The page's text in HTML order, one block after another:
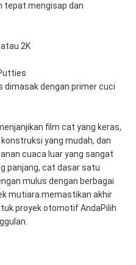
tepat mengisap dan
2K
dimasak dengan primer cuci
film cat yang keras,
yang mudah, dan
cuaca luar yang sangat
panjang, cat dasar satu
mulus dengan berbagai
mutiara.memastikan akhir
proyek otomotif AndaPilih